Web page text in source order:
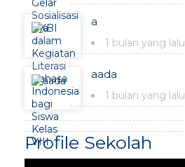
a
1 bulan yang lalu
aada
1 bulan yang lalu
Profile Sekolah